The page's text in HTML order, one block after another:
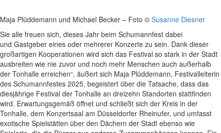
Maja Plüddemann und Michael Becker – Foto © Susanne Diesner
Sie alle freuen sich, dieses Jahr beim Schumannfest dabei
und Gastgeber eines oder mehrerer Konzerte zu sein. Dank dieser
großartigen Kooperationen wird sich das Festival so stark in der Stadt
ausbreiten wie nie zuvor und noch mehr Menschen auch außerhalb
der Tonhalle erreichen“, äußert sich Maja Plüddemann, Festivalleiterin
des Schumannfestes 2025, begeistert über die Tatsache, dass das
diesjährige Festival der Tonhalle an dreizehn Standorten stattfinden
wird. Erwartungsgemäß öffnet und schließt sich der Kreis in der
Tonhalle, dem Konzertsaal am Düsseldorfer Rheinufer, und umfasst
exotische Spielstätten über den Dächern der Stadt ebenso wie